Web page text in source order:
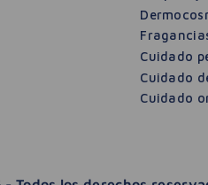
Cuidado
Cuidado
Cuidado